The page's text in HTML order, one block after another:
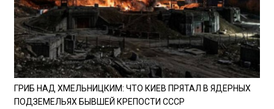
ГРИБ НАД ХМЕЛЬНИЦКИМ: ЧТО КИЕВ ПРЯТАЛ В ЯДЕРНЫХ
ПОДЗЕМЕЛЬЯХ БЫВШЕЙ КРЕПОСТИ СССР